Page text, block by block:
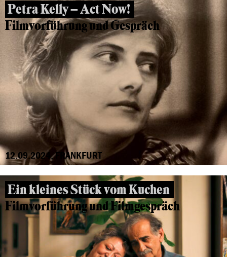
Petra Kelly – Act Now!
Filmvorführung und Gespräch
12.09.2024, FRANKFURT
Ein kleines Stück vom Kuchen
Filmvorführung und Filmgespräch